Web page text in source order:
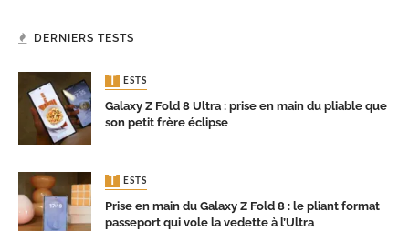
DERNIERS TESTS
TESTS
Galaxy Z Fold 8 Ultra : prise en main du pliable que
son petit frère éclipse
TESTS
Prise en main du Galaxy Z Fold 8 : le pliant format
passeport qui vole la vedette à l’Ultra